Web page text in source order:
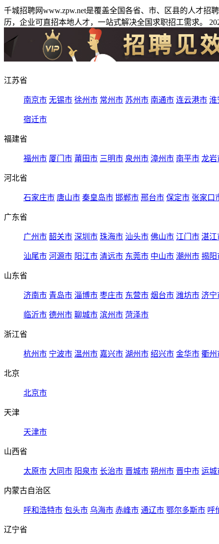
千城招聘网www.zpw.net是覆盖全国各省、市、区县的人才
历，企业可直招本地人才，一站式解决全国求职招工需求。
江苏省
南京市 无锡市 徐州市 常州市 苏州市 南通市 连云港市 淮
宿迁市
福建省
福州市 厦门市 莆田市 三明市 泉州市 漳州市 南平市 龙岩
河北省
石家庄市 唐山市 秦皇岛市 邯郸市 邢台市 保定市 张家口
广东省
广州市 韶关市 深圳市 珠海市 汕头市 佛山市 江门市 湛江
汕尾市 河源市 阳江市 清远市 东莞市 中山市 潮州市 揭阳
山东省
济南市 青岛市 淄博市 枣庄市 东营市 烟台市 潍坊市 济宁
临沂市 德州市 聊城市 滨州市 菏泽市
浙江省
杭州市 宁波市 温州市 嘉兴市 湖州市 绍兴市 金华市 衢州
北京
北京市
天津
天津市
山西省
太原市 大同市 阳泉市 长治市 晋城市 朔州市 晋中市 运城
内蒙古自治区
呼和浩特市 包头市 乌海市 赤峰市 通辽市 鄂尔多斯市 呼
辽宁省